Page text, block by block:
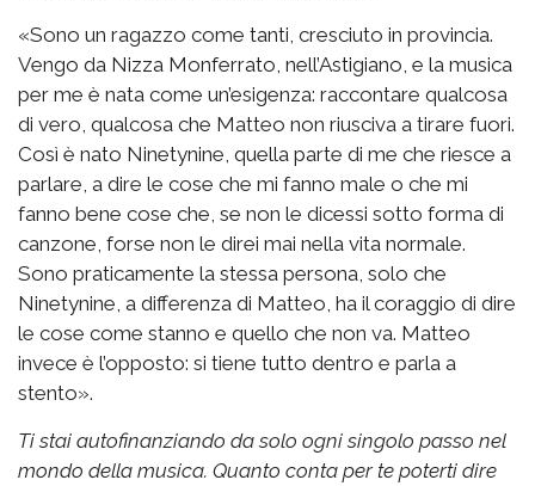
«Sono un ragazzo come tanti, cresciuto in provincia.
Vengo da Nizza Monferrato, nell’Astigiano, e la musica
per me è nata come un’esigenza: raccontare qualcosa
di vero, qualcosa che Matteo non riusciva a tirare fuori.
Così è nato Ninetynine, quella parte di me che riesce a
parlare, a dire le cose che mi fanno male o che mi
fanno bene cose che, se non le dicessi sotto forma di
canzone, forse non le direi mai nella vita normale.
Sono praticamente la stessa persona, solo che
Ninetynine, a differenza di Matteo, ha il coraggio di dire
le cose come stanno e quello che non va. Matteo
invece è l’opposto: si tiene tutto dentro e parla a
stento».
Ti stai autofinanziando da solo ogni singolo passo nel
mondo della musica. Quanto conta per te poterti dire